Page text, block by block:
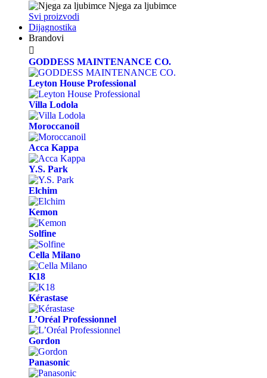
Njega za ljubimce
Svi proizvodi
Dijagnostika
Brandovi

GODDESS MAINTENANCE CO.
Leyton House Professional
Villa Lodola
Moroccanoil
Acca Kappa
Y.S. Park
Elchim
Kemon
Solfine
Cella Milano
K18
Kérastase
L’Oréal Professionnel
Gordon
Panasonic